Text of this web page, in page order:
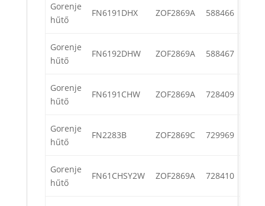
Gorenje
hűtő
FN6191DHX ZOF2869A 588466
Gorenje
hűtő
FN6192DHW ZOF2869A 588467
Gorenje
hűtő
FN6191CHW ZOF2869A 728409
Gorenje
hűtő
FN2283B ZOF2869C 729969
Gorenje
hűtő
FN61CHSY2W ZOF2869A 728410